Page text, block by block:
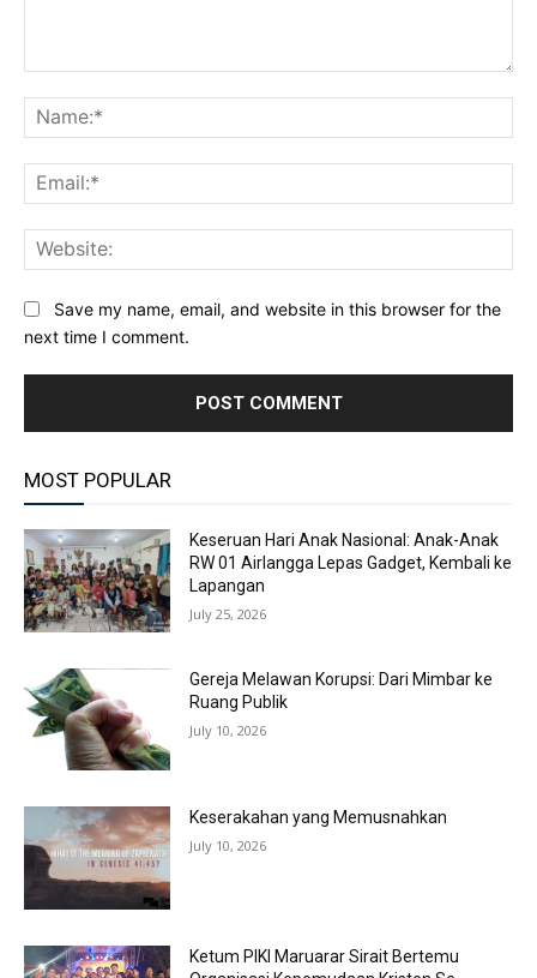
Save my name, email, and website in this browser for the
next time I comment.
MOST POPULAR
Keseruan Hari Anak Nasional: Anak-Anak
RW 01 Airlangga Lepas Gadget, Kembali ke
Lapangan
July 25, 2026
Gereja Melawan Korupsi: Dari Mimbar ke
Ruang Publik
July 10, 2026
Keserakahan yang Memusnahkan
July 10, 2026
Ketum PIKI Maruarar Sirait Bertemu